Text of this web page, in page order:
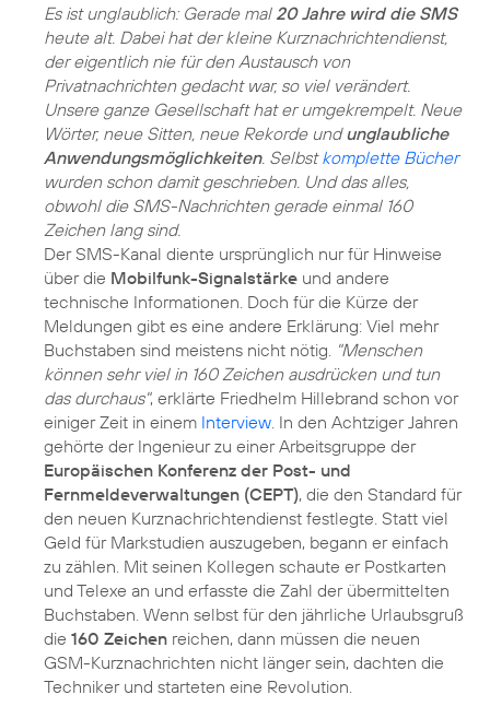
Es ist unglaublich: Gerade mal 20 Jahre wird die SMS
heute alt. Dabei hat der kleine Kurznachrichtendienst,
der eigentlich nie für den Austausch von
Privatnachrichten gedacht war, so viel verändert.
Unsere ganze Gesellschaft hat er umgekrempelt. Neue
Wörter, neue Sitten, neue Rekorde undunglaubliche
Anwendungsmöglichkeiten. Selbstkomplette Bücher
wurden schon damit geschrieben. Und das alles,
obwohl die SMS-Nachrichten gerade einmal 160
Zeichen lang sind.
Der SMS-Kanal diente ursprünglich nur für Hinweise
über die Mobilfunk-Signalstärke und andere
technische Informationen. Doch für die Kürze der
Meldungen gibt es eine andere Erklärung: Viel mehr
Buchstaben sind meistens nicht nötig. "Menschen
können sehr viel in 160 Zeichen ausdrücken und tun
das durchaus", erklärte Friedhelm Hillebrand schon vor
einiger Zeit in einem Interview . In den Achtziger Jahren
gehörte der Ingenieur zu einer Arbeitsgruppe der
Europäischen Konferenz der Post- und
Fernmeldeverwaltungen (CEPT), die den Standard für
den neuen Kurznachrichtendienst festlegte. Statt viel
Geld für Markstudien auszugeben, begann er einfach
zu zählen. Mit seinen Kollegen schaute er Postkarten
und Telexe an und erfasste die Zahl der übermittelten
Buchstaben. Wenn selbst für den jährliche Urlaubsgruß
die 160 Zeichen reichen, dann müssen die neuen
GSM-Kurznachrichten nicht länger sein, dachten die
Techniker und starteten eine Revolution.